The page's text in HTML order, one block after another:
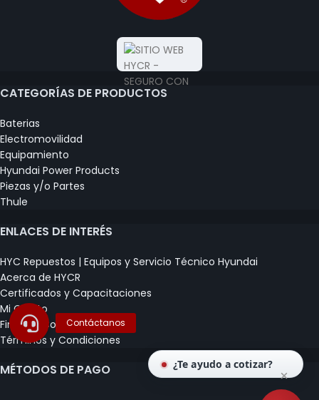
CATEGORÍAS DE PRODUCTOS
Baterias
Electromovilidad
Equipamiento
Hyundai Power Products
Piezas y/o Partes
Thule
ENLACES DE INTERÉS
HYC Repuestos | Equipos y Servicio Técnico Hyundai
Acerca de HYCR
Certificados y Capacitaciones
Mi Carrito
Finalizar Compra
Términos y Condiciones
MÉTODOS DE PAGO ¿Te ayudo a cotizar?